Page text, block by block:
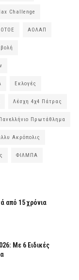
Challenge
ΑΟΛΑΠ
Εκλογές
Λέσχη 4χ4 Πάτρας
Πρωτάθλημα
Ακρόπολις
ΦΙΛΜΠΑ
από 15 χρόνια
Με 6 Ειδικές